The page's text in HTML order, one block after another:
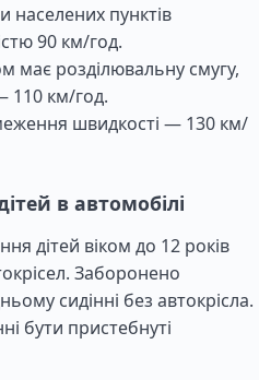
пунктів
90 км/год.
має розділювальну смугу,
110 км/год.
швидкості — 130 км/
в автомобілі
дітей віком до 12 років
Заборонено
сидінні без автокрісла.
бути пристебнуті